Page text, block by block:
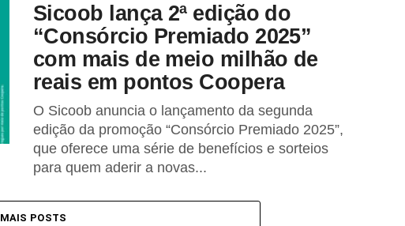
Sicoob lança 2ª edição do
“Consórcio Premiado 2025”
com mais de meio milhão de
reais em pontos Coopera
O Sicoob anuncia o lançamento da segunda
edição da promoção “Consórcio Premiado 2025”,
que oferece uma série de benefícios e sorteios
para quem aderir a novas...
MAIS POSTS